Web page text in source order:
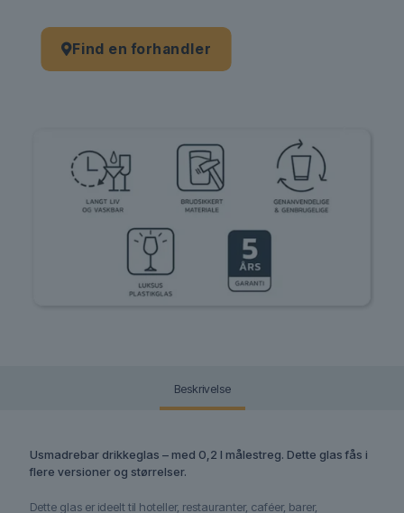
Find en forhandler
Beskrivelse
Usmadrebar drikkeglas – med 0,2 l målestreg. Dette glas fås i
flere versioner og størrelser.
Dette glas er ideelt til hoteller, restauranter, caféer, barer,